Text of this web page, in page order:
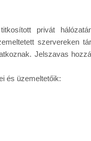
privát
szervereken
Jelszavas
és üzemeltetőik: